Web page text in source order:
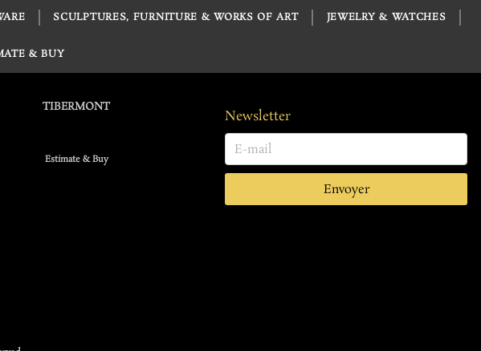
SCULPTURES, FURNITURE & WORKS OF ART JEWELRY & WATCHES
& BUY
TIBERMONT
Estimate & Buy
Newsletter
Envoyer